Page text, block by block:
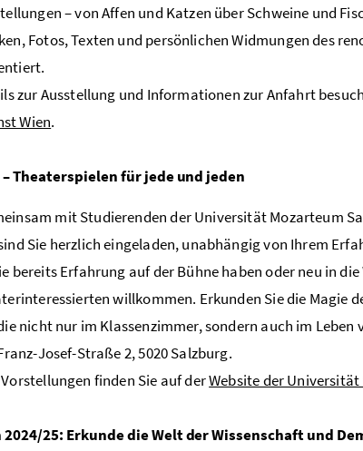
– von Affen und Katzen über Schweine und
Fotos, Texten und persönlichen Widmungen des
zur Ausstellung und Informationen zur Anfahrt
Wien.
Theaterspielen für jede und jeden
mit Studierenden der Universität Mozarteum
Sie herzlich eingeladen, unabhängig von Ihrem
bereits Erfahrung auf der Bühne haben oder neu in
willkommen. Erkunden Sie die Magie
nicht nur im Klassenzimmer, sondern auch im
Josef-Straße 2, 5020 Salzburg.
finden Sie auf derWebsite der
25: Erkunde die Welt der Wissenschaft und